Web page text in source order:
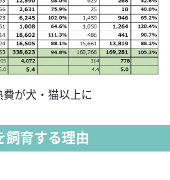
が犬・猫以上に
飼育する理由